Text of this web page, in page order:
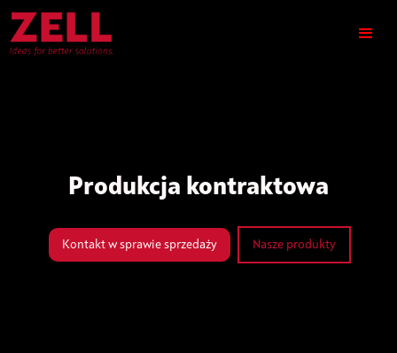
Produkcja kontraktowa
Kontakt w sprawie sprzedaży Nasze produkty